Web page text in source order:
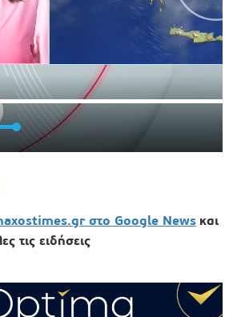
στο Google News και
τις ειδήσεις